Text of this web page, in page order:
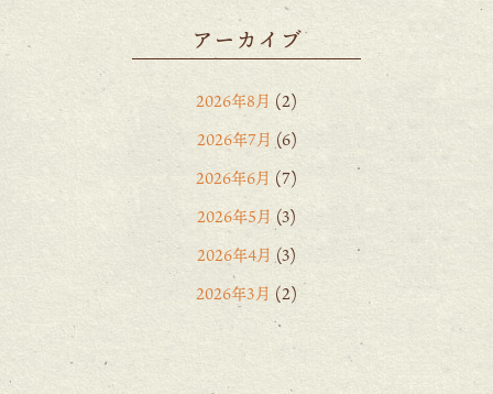
アーカイブ
2026年8月 (2)
2026年7月 (6)
2026年6月 (7)
2026年5月 (3)
2026年4月 (3)
2026年3月 (2)
(6)